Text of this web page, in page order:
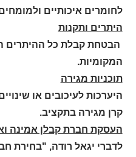
לחומרים איכותיים
היתרים ותקנות
הבטחת קבלת כל ההיתרים
המקומיות.
תוכניות מגירה
היערכות לעיכובים או
קרן מגירה בתקציב.
העסקת חברת קבלן אמינה
לדברי יגאל רודה, "בחירת